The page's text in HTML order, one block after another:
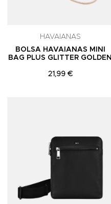
HAVAIANAS
BOLSA HAVAIANAS MINI
BAG PLUS GLITTER GOLDEN
21,99 €